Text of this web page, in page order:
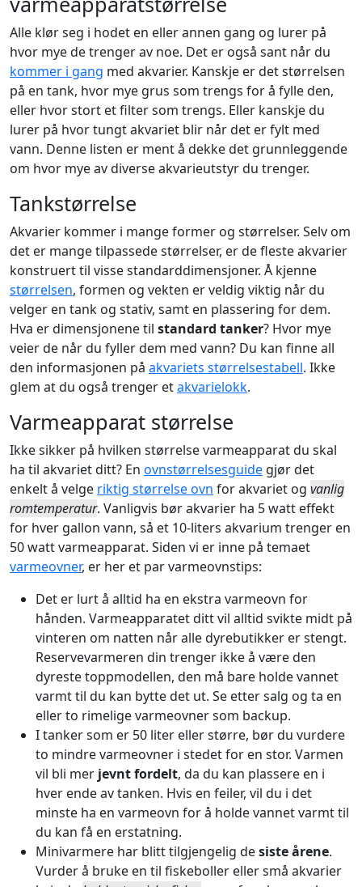
Alle klør seg i hodet en eller annen gang og lurer på
hvor mye de trenger av noe. Det er også sant når du
kommer i gang med akvarier. Kanskje er det størrelsen
på en tank, hvor mye grus som trengs for å fylle den,
eller hvor stort et filter som trengs. Eller kanskje du
lurer på hvor tungt akvariet blir når det er fylt med
vann. Denne listen er ment å dekke det grunnleggende
om hvor mye av diverse akvarieutstyr du trenger.
Tankstørrelse
Akvarier kommer i mange former og størrelser. Selv om
det er mange tilpassede størrelser, er de fleste akvarier
konstruert til visse standarddimensjoner. Å kjenne
størrelsen, formen og vekten er veldig viktig når du
velger en tank og stativ, samt en plassering for dem.
Hva er dimensjonene til standard tanker? Hvor mye
veier de når du fyller dem med vann? Du kan finne all
den informasjonen på akvariets størrelsestabell. Ikke
glem at du også trenger etakvarielokk.
Varmeapparat størrelse
Ikke sikker på hvilken størrelse varmeapparat du skal
ha til akvariet ditt? En ovnstørrelsesguide gjør det
enkelt å velge riktig størrelse ovn for akvariet og vanlig
romtemperatur. Vanligvis bør akvarier ha 5 watt effekt
for hver gallon vann, så et 10-liters akvarium trenger en
50 watt varmeapparat. Siden vi er inne på temaet
varmeovner, er her et par varmeovnstips:
Det er lurt å alltid ha en ekstra varmeovn for
hånden. Varmeapparatet ditt vil alltid svikte midt på
vinteren om natten når alle dyrebutikker er stengt.
Reservevarmeren din trenger ikke å være den
dyreste toppmodellen, den må bare holde vannet
varmt til du kan bytte det ut. Se etter salg og ta en
eller to rimelige varmeovner som backup.
I tanker som er 50 liter eller større, bør du vurdere
to mindre varmeovner i stedet for en stor. Varmen
vil bli mer jevnt fordelt, da du kan plassere en i
hver ende av tanken. Hvis en feiler, vil du i det
minste ha en varmeovn for å holde vannet varmt til
du kan få en erstatning.
Minivarmere har blitt tilgjengelig desiste årene.
Vurder å bruke en til fiskeboller eller små akvarier